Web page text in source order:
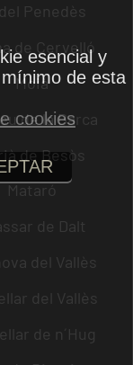
Penedès
de Cervelló
Moià
de la Barca
de Besòs
Mataró
de Dalt
del Vallès
del Vallès
de n´Hug
esencial y
de esta
cookies